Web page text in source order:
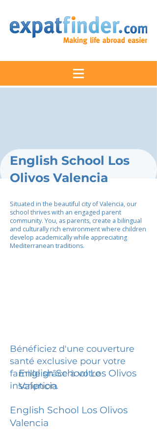
English School Los
Olivos Valencia
Situated in the beautiful city of Valencia, our
school thrives with an engaged parent
community. You, as parents, create a bilingual
and culturally rich environment where children
develop academically while appreciating
Mediterranean traditions.
Bénéficiez d'une couverture
santé exclusive pour votre
famille grâce à votre
inscription.
English School Los Olivos
Valencia
English School Los Olivos
Valencia